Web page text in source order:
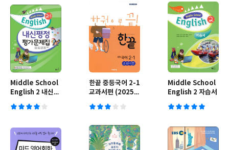
Middle School
English 2 내신평
한끝 중등국어 2-1
교과서편 (2025년
Middle School
English 2 자습서